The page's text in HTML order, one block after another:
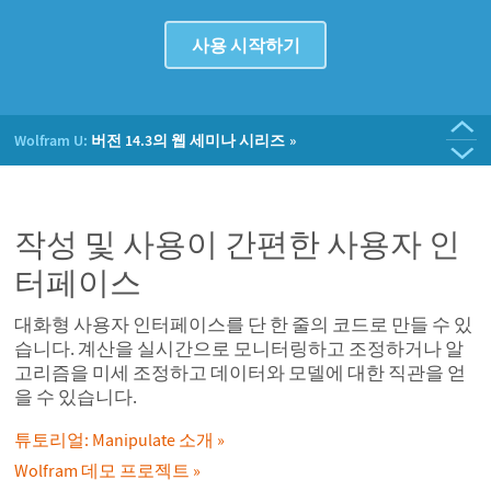
사용 시작하기
Wolfram U: 버전 14.3의 웹 세미나 시리즈
작성 및 사용이 간편한 사용자 인
터페이스
대화형 사용자 인터페이스를 단 한 줄의 코드로 만들 수 있
습니다. 계산을 실시간으로 모니터링하고 조정하거나 알
고리즘을 미세 조정하고 데이터와 모델에 대한 직관을 얻
을 수 있습니다.
튜토리얼: Manipulate 소개
Wolfram 데모 프로젝트